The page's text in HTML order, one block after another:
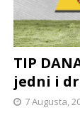
TIP
jedni i
7 Augusta,